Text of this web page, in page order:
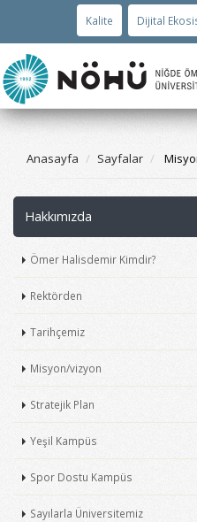
Kalite Dijital
Anasayfa Sayfalar
Hakkımızda
Ömer Halisdemir Kimdir?
Rektörden
Tarihçemiz
Misyon/vizyon
Stratejik Plan
Yeşil Kampüs
Spor Dostu Kampüs
Sayılarla Üniversitemiz